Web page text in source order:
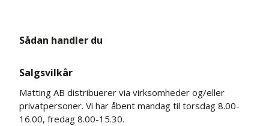
Sådan handler du
Salgsvilkår
Matting AB distribuerer via virksomheder og/eller
privatpersoner. Vi har åbent mandag til torsdag 8.00-
16.00, fredag 8.00-15.30.